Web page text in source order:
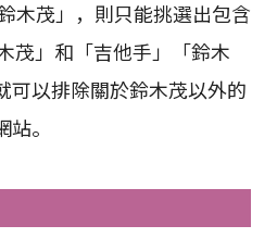
木茂」，則只能挑選出包含
茂」和「吉他手」「鈴木
可以排除關於鈴木茂以外的
。